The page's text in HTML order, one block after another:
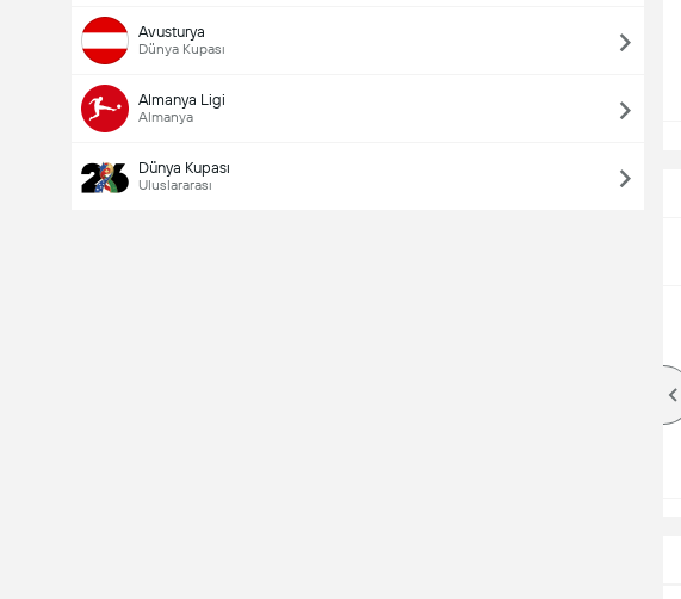
Avusturya
Dünya Kupası
Almanya Ligi
Almanya
Dünya Kupası
Uluslararası